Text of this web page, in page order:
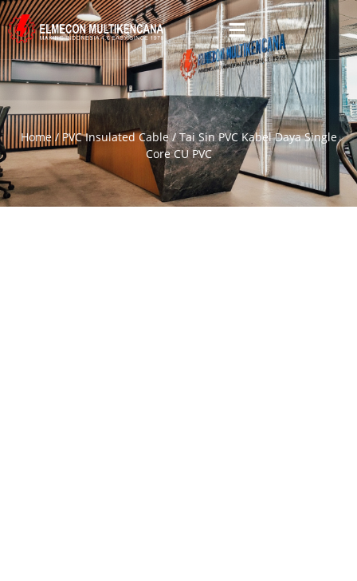
Home/PVC Insulated Cable/ Tai Sin PVC Kabel Daya Single
Core CU PVC